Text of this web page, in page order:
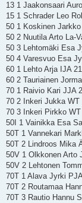
13 1 Jaakonsaari
15 1 Schrader Leo
50 1 Koskinen
50 2 Nuutila Arto La-
50 3 Lehtomäki Esa
50 4 Varesvuo Esa
60 1 Lehto Arja IJA
60 2 Tauriainen
70 1 Raivio Kari JJA
70 2 Inkeri Jukka WT
70 3 Inkeri Pirkko
50I 1 Vainikka Esa
50T 1 Vannekari
50T 2 Lindroos Mika
50V 1 Olkkonen Arto
50V 2 Lehtonen
70T 1 Alava Jyrki
70T 2 Routamaa
70T 3 Rautio Hannu